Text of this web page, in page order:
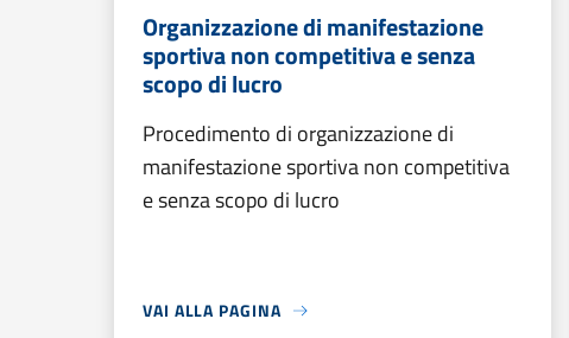
Organizzazione di manifestazione
sportiva non competitiva e senza
scopo di lucro
Procedimento di organizzazione di
manifestazione sportiva non competitiva
e senza scopo di lucro
VAI ALLA PAGINA